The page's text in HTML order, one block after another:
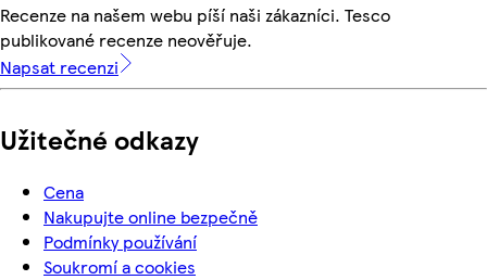
Recenze na našem webu píší naši zákazníci. Tesco
publikované recenze neověřuje.
Napsat recenzi
Užitečné odkazy
Cena
Nakupujte online bezpečně
Podmínky používání
Soukromí a cookies